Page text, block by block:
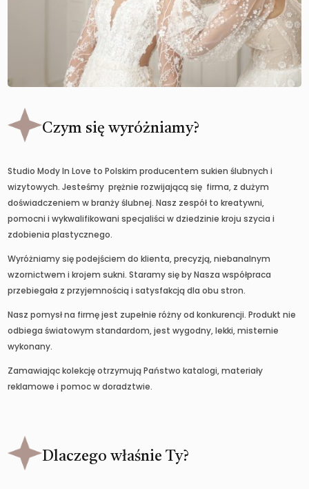
Czym się wyróżniamy?
Studio Mody In Love to Polskim producentem sukien ślubnych i
wizytowych. Jesteśmy prężnie rozwijającą się firma, z dużym
doświadczeniem w branży ślubnej. Nasz zespół to kreatywni,
pomocni i wykwalifikowani specjaliści w dziedzinie kroju szycia i
zdobienia plastycznego.
Wyróżniamy się podejściem do klienta, precyzją, niebanalnym
wzornictwem i krojem sukni. Staramy się by Nasza współpraca
przebiegała z przyjemnością i satysfakcją dla obu stron.
Nasz pomysł na firmę jest zupełnie różny od konkurencji. Produkt nie
odbiega światowym standardom, jest wygodny, lekki, misternie
wykonany.
Zamawiając kolekcję otrzymują Państwo katalogi, materiały
reklamowe i pomoc w doradztwie.
Dlaczego właśnie Ty?